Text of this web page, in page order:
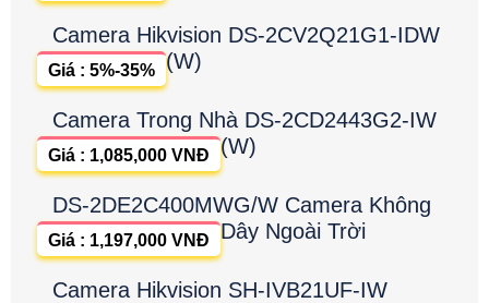
Camera Hikvision DS-2CV2Q21G1-IDW
(W)
Giá : 5%-35%
Camera Trong Nhà DS-2CD2443G2-IW
(W)
Giá : 1,085,000 VNĐ
DS-2DE2C400MWG/W Camera Không
Dây Ngoài Trời
Giá : 1,197,000 VNĐ
Camera Hikvision SH-IVB21UF-IW